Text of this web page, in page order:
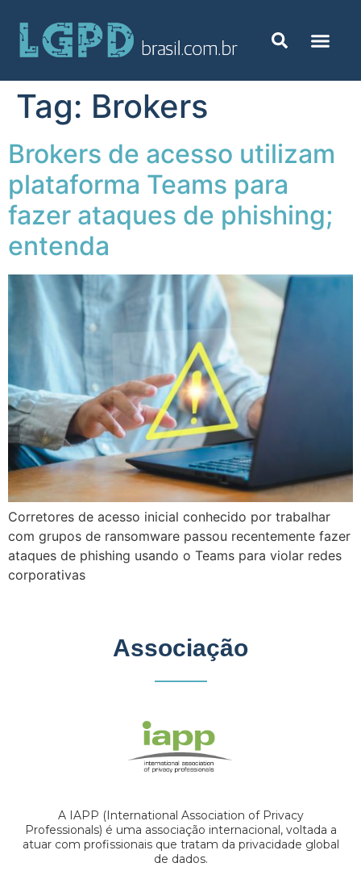
Tag: Brokers
Brokers de acesso utilizam
plataforma Teams para
fazer ataques de phishing;
entenda
Corretores de acesso inicial conhecido por trabalhar
com grupos de ransomware passou recentemente fazer
ataques de phishing usando o Teams para violar redes
corporativas
Associação
A IAPP (International Association of Privacy
Professionals) é uma associação internacional, voltada a
atuar com profissionais que tratam da privacidade global
de dados.